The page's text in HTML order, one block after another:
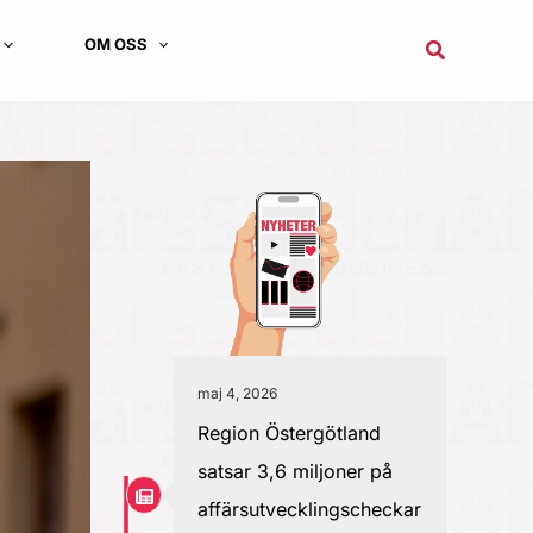
OM OSS Sök
maj 4, 2026
Region Östergötland
satsar 3,6 miljoner på
affärsutvecklingscheckar